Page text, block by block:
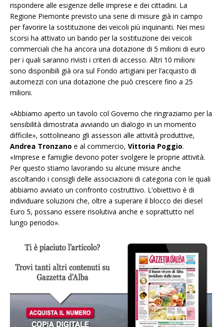
rispondere alle esigenze delle imprese e dei cittadini. La
Regione Piemonte previsto una serie di misure già in campo
per favorire la sostituzione dei veicoli più inquinanti. Nei mesi
scorsi ha attivato un bando per la sostituzione dei veicoli
commerciali che ha ancora una dotazione di 5 milioni di euro
per i quali saranno rivisti i criteri di accesso. Altri 10 milioni
sono disponibili già ora sul Fondo artigiani per l’acquisto di
automezzi con una dotazione che può crescere fino a 25
milioni.
«Abbiamo aperto un tavolo col Governo che ringraziamo per la
sensibilità dimostrata avviando un dialogo in un momento
difficile», sottolineano gli assessori alle attività produttive,
Andrea Tronzano e al commercio, Vittoria Poggio.
«Imprese e famiglie devono poter svolgere le proprie attività.
Per questo stiamo lavorando su alcune misure anche
ascoltando i consigli delle associazioni di categoria con le quali
abbiamo avviato un confronto costruttivo. L’obiettivo è di
individuare soluzioni che, oltre a superare il blocco dei diesel
Euro 5, possano essere risolutiva anche e soprattutto nel
lungo periodo».